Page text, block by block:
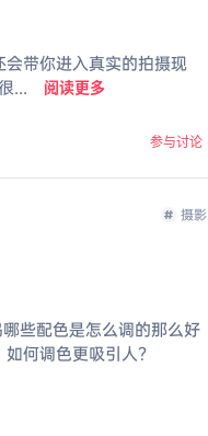
带你进入真实的拍摄现
...
阅读更多
参与讨论
摄影
些配色是怎么调的那么好
何调色更吸引人？